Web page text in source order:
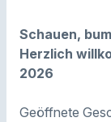
Schauen,
Herzlich
2026
Geöffnete